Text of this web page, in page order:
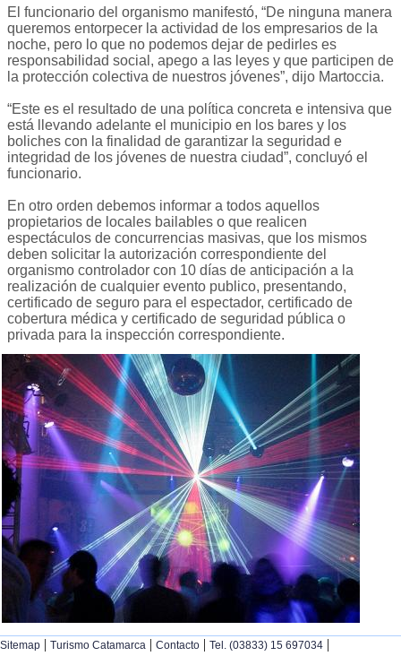
El funcionario del organismo manifestó, “De ninguna manera
queremos entorpecer la actividad de los empresarios de la
noche, pero lo que no podemos dejar de pedirles es
responsabilidad social, apego a las leyes y que participen de
la protección colectiva de nuestros jóvenes”, dijo Martoccia.
“Este es el resultado de una política concreta e intensiva que
está llevando adelante el municipio en los bares y los
boliches con la finalidad de garantizar la seguridad e
integridad de los jóvenes de nuestra ciudad”, concluyó el
funcionario.
En otro orden debemos informar a todos aquellos
propietarios de locales bailables o que realicen
espectáculos de concurrencias masivas, que los mismos
deben solicitar la autorización correspondiente del
organismo controlador con 10 días de anticipación a la
realización de cualquier evento publico, presentando,
certificado de seguro para el espectador, certificado de
cobertura médica y certificado de seguridad pública o
privada para la inspección correspondiente.
Sitemap | Turismo Catamarca | Contacto | Tel. (03833) 15 697034 |